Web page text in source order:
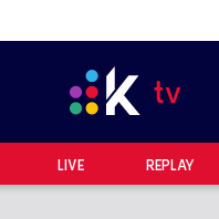
LIVE REPLAY